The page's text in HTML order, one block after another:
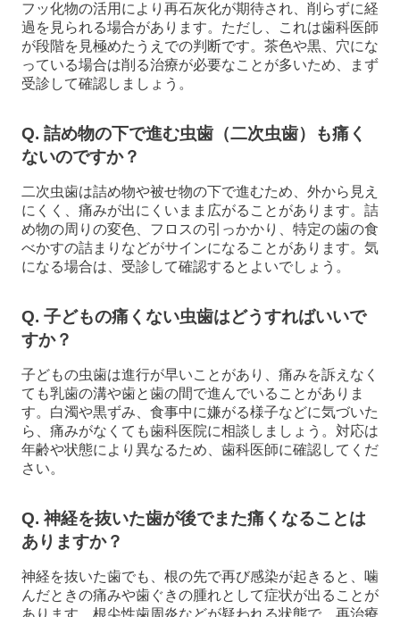
フッ化物の活用により再石灰化が期待され、削らずに経
過を見られる場合があります。ただし、これは歯科医師
が段階を見極めたうえでの判断です。茶色や黒、穴にな
っている場合は削る治療が必要なことが多いため、まず
受診して確認しましょう。
Q. 詰め物の下で進む虫歯（二次虫歯）も痛く
ないのですか？
二次虫歯は詰め物や被せ物の下で進むため、外から見え
にくく、痛みが出にくいまま広がることがあります。詰
め物の周りの変色、フロスの引っかかり、特定の歯の食
べかすの詰まりなどがサインになることがあります。気
になる場合は、受診して確認するとよいでしょう。
Q. 子どもの痛くない虫歯はどうすればいいで
すか？
子どもの虫歯は進行が早いことがあり、痛みを訴えなく
ても乳歯の溝や歯と歯の間で進んでいることがありま
す。白濁や黒ずみ、食事中に嫌がる様子などに気づいた
ら、痛みがなくても歯科医院に相談しましょう。対応は
年齢や状態により異なるため、歯科医師に確認してくだ
さい。
Q. 神経を抜いた歯が後でまた痛くなることは
ありますか？
神経を抜いた歯でも、根の先で再び感染が起きると、噛
んだときの痛みや歯ぐきの腫れとして症状が出ることが
あります。根尖性歯周炎などが疑われる状態で、再治療